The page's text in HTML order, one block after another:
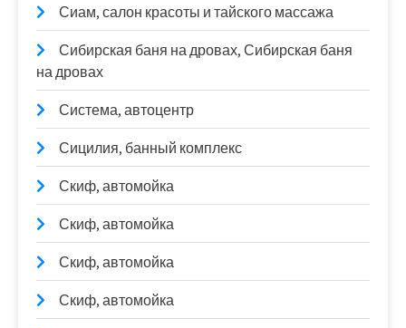
Сиам, салон красоты и тайского массажа
Сибирская баня на дровах, Сибирская баня
на дровах
Система, автоцентр
Сицилия, банный комплекс
Скиф, автомойка
Скиф, автомойка
Скиф, автомойка
Скиф, автомойка